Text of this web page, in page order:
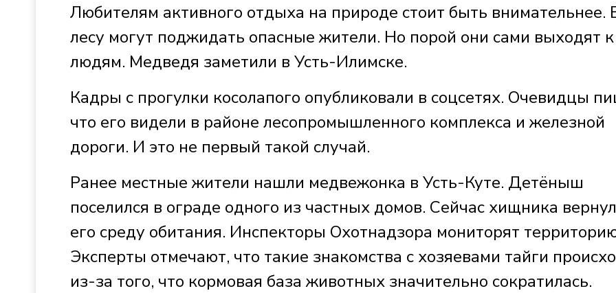
Любителям активного отдыха на природе стоит быть внимательнее.
лесу могут поджидать опасные жители. Но порой они сами выходят к
людям. Медведя заметили в Усть-Илимске.
Кадры с прогулки косолапого опубликовали в соцсетях. Очевидцы
что его видели в районе лесопромышленного комплекса и железной
дороги. И это не первый такой случай.
Ранее местные жители нашли медвежонка в Усть-Куте. Детёныш
поселился в ограде одного из частных домов. Сейчас хищника
его среду обитания. Инспекторы Охотнадзора мониторят
Эксперты отмечают, что такие знакомства с хозяевами тайги
из-за того, что кормовая база животных значительно сократилась.